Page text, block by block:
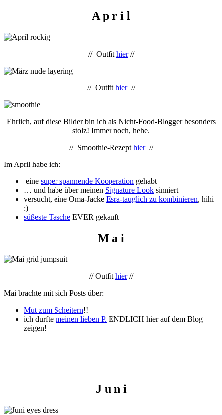
A p r i l
// Outfit hier//
// Outfit hier//
Ehrlich, auf diese Bilder bin ich als Nicht-Food-Blogger besonders
stolz! Immer noch, hehe.
// Smoothie-Rezept hier//
Im April habe ich:
eine super spannende Kooperation gehabt
… und habe über meinen Signature Look sinniert
versucht, eine Oma-Jacke Esra-tauglich zu kombinieren, hihi
:)
süßeste Tasche EVER gekauft
M a i
// Outfit hier//
Mai brachte mit sich Posts über:
Mut zum Scheitern!!
ich durfte meinen lieben P. ENDLICH hier auf dem Blog
zeigen!
J u n i